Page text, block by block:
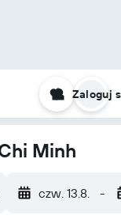
Zaloguj
Minh
czw. 13.8. -